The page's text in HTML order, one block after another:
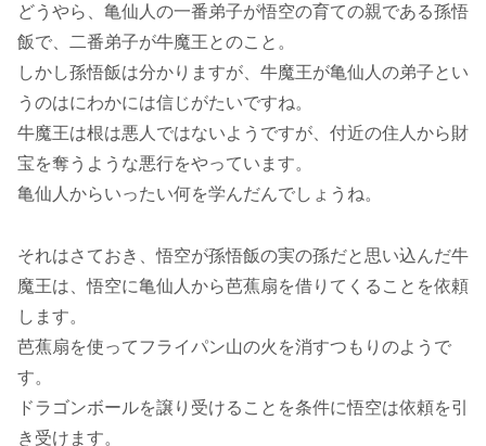
どうやら、亀仙人の一番弟子が悟空の育ての親である孫悟
飯で、二番弟子が牛魔王とのこと。
しかし孫悟飯は分かりますが、牛魔王が亀仙人の弟子とい
うのはにわかには信じがたいですね。
牛魔王は根は悪人ではないようですが、付近の住人から財
宝を奪うような悪行をやっています。
亀仙人からいったい何を学んだんでしょうね。
それはさておき、悟空が孫悟飯の実の孫だと思い込んだ牛
魔王は、悟空に亀仙人から芭蕉扇を借りてくることを依頼
します。
芭蕉扇を使ってフライパン山の火を消すつもりのようで
す。
ドラゴンボールを譲り受けることを条件に悟空は依頼を引
き受けます。